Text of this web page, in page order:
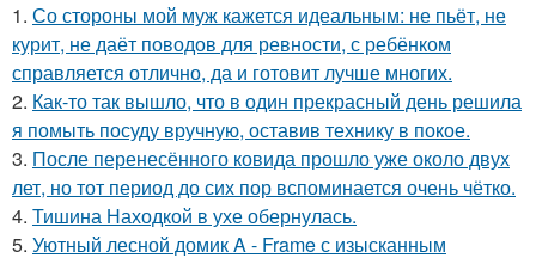
1. Со стороны мой муж кажется идеальным: не пьёт, не
курит, не даёт поводов для ревности, с ребёнком
справляется отлично, да и готовит лучше многих.
2. Как-то так вышло, что в один прекрасный день решила
я помыть посуду вручную, оставив технику в покое.
3. После перенесённого ковида прошло уже около двух
лет, но тот период до сих пор вспоминается очень чётко.
4. Тишина Находкой в ухе обернулась.
5. Уютный лесной домик A - Frame с изысканным